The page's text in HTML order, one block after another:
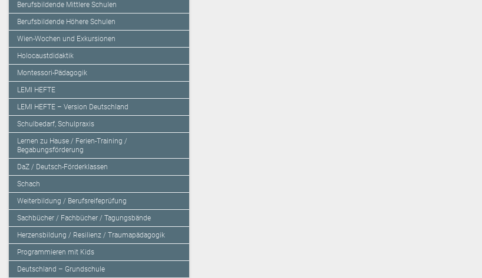
Berufsbildende Mittlere Schulen
Berufsbildende Höhere Schulen
Wien-Wochen und Exkursionen
Holocaustdidaktik
Montessori-Pädagogik
LEMI HEFTE
LEMI HEFTE – Version Deutschland
Schulbedarf, Schulpraxis
Lernen zu Hause / Ferien-Training /
Begabungsförderung
DaZ / Deutsch-Förderklassen
Schach
Weiterbildung / Berufsreifeprüfung
Sachbücher / Fachbücher / Tagungsbände
Herzensbildung / Resilienz / Traumapädagogik
Programmieren mit Kids
Deutschland – Grundschule